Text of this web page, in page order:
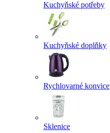
Kuchyňské potřeby
Kuchyňské doplňky
Rychlovarné konvice
Sklenice